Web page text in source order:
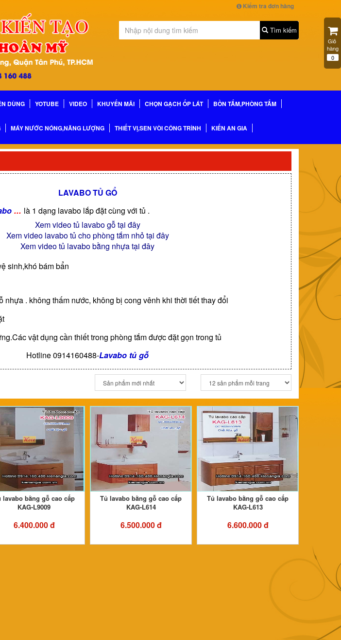
Kiểm tra đơn hàng
Tìm kiếm
DÙNG YOTUBE VIDEO KHUYẾN MÃI CHỌN GẠCH ỐP LÁT BỒN TẮM,PHÒNG TẮM
MÁY NƯỚC NÓNG,NĂNG LƯỢNG THIẾT VỊ,SEN VÒI CÔNG TRÌNH KIẾN AN GIA
LAVABO TỦ GỔ
... là 1 dạng lavabo lắp đặt cùng với tủ .
Xem video tủ lavabo gỗtại đây
Xem video lavabo tủ cho phòng tắm nhỏtại đây
Xem video tủ lavabo bằng nhựatại đây
sinh,khó bám bẩn
nhựa . không thấm nước, không bị cong vênh khi thời tiết thay đổi
vật dụng cần thiết trong phòng tắm được đặt gọn trong tủ
Hotline 0914160488-Lavabo tủ gỗ
lavabo bằng gỗ cao cấp
KAG-L9009
6.400.000 đ
Tủ lavabo bằng gỗ cao cấp
KAG-L614
6.500.000 đ
Tủ lavabo bằng gỗ cao cấp
KAG-L613
6.600.000 đ
Giỏ
hàng
0